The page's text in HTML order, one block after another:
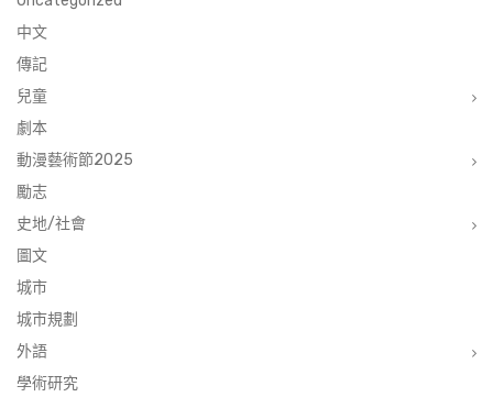
中文
傳記
兒童
劇本
動漫藝術節2025
勵志
史地/社會
圖文
城市
城市規劃
外語
學術研究